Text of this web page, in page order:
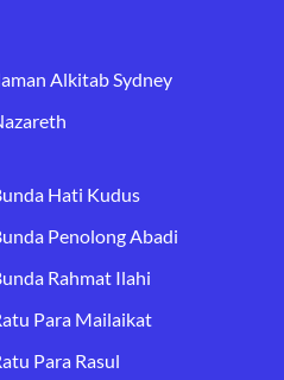
Alkitab Sydney
Hati Kudus
Penolong Abadi
Rahmat Ilahi
Para Mailaikat
Para Rasul